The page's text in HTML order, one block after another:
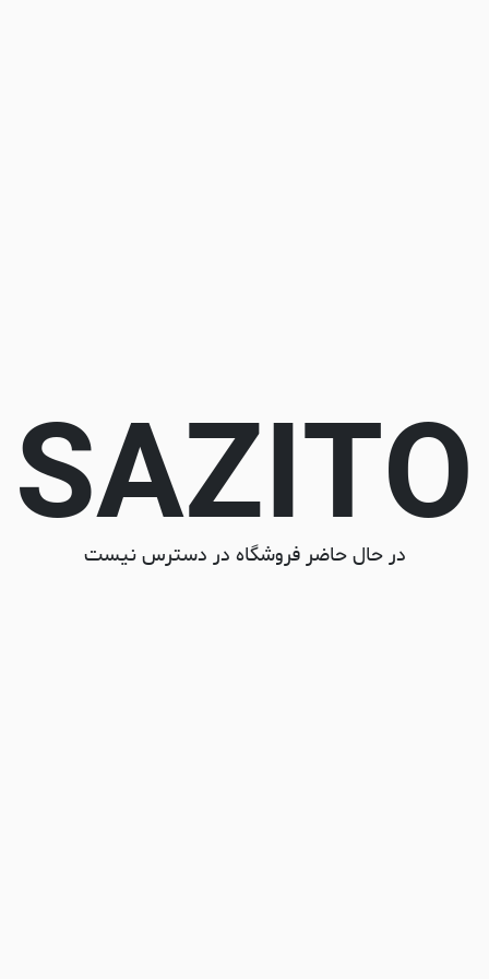
SAZITO
در حال حاضر فروشگاه در دسترس نیست